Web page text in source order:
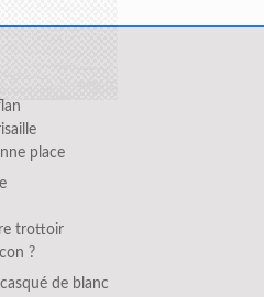
place
trottoir
?
de blanc